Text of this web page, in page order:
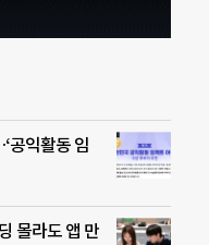
공익활동 임
몰라도 앱 만